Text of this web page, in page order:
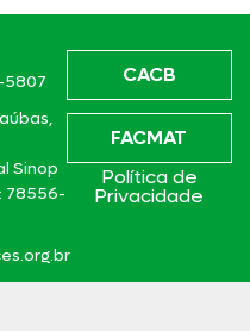
5807
Sinop
78556-
CACB
FACMAT
Política de
Privacidade